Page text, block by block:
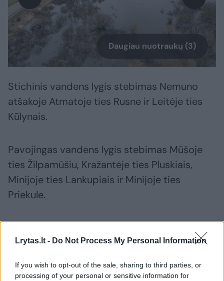
Lrytas.lt - Do Not Process My Personal Information
If you wish to opt-out of the sale, sharing to third parties, or
processing of your personal or sensitive information for
Daugiau nuotraukų (3)
Stichinis vandens lygis stebimas Nemuno
atšakoje Atmatoje ties Rusne ir Leitėje ties
Kūlynais.
Pavojingas vandens lygis stebimas Mūšoje
ties Žilpamūšiu, Kražantėje ties Pluskiais,
Minijoje ties Lankupiais ir Minijoje ties
Priekule.
svyravimas. Vakarinėje, pietvakarinėje dalyje